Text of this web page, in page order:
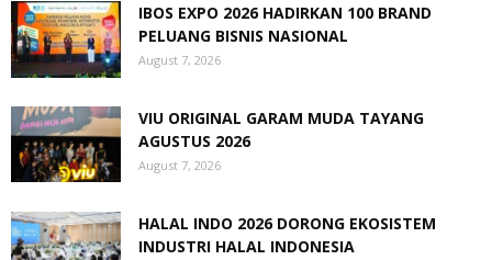
IBOS EXPO 2026 HADIRKAN 100 BRAND
PELUANG BISNIS NASIONAL
August 7, 2026
VIU ORIGINAL GARAM MUDA TAYANG
AGUSTUS 2026
August 7, 2026
HALAL INDO 2026 DORONG EKOSISTEM
INDUSTRI HALAL INDONESIA